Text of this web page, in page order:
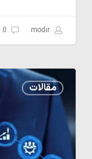
مقالات
اجاره
استودیو
یا
قرارداد
بلندمدت